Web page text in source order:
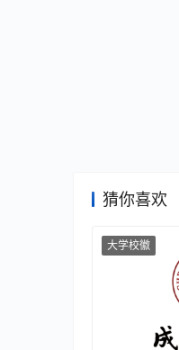
猜你喜欢
大学校徽